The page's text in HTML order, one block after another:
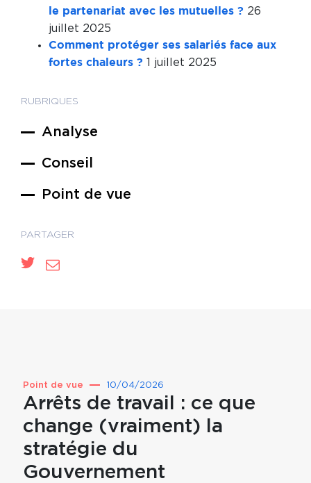
le partenariat avec les mutuelles ? 26
juillet 2025
Comment protéger ses salariés face aux
fortes chaleurs ? 1 juillet 2025
RUBRIQUES
Analyse
Conseil
Point de vue
PARTAGER
Point de vue 10/04/2026
Arrêts de travail : ce que
change (vraiment) la
stratégie du
Gouvernement